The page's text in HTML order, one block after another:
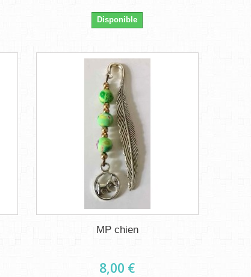
Disponible
MP chien
8,00 €